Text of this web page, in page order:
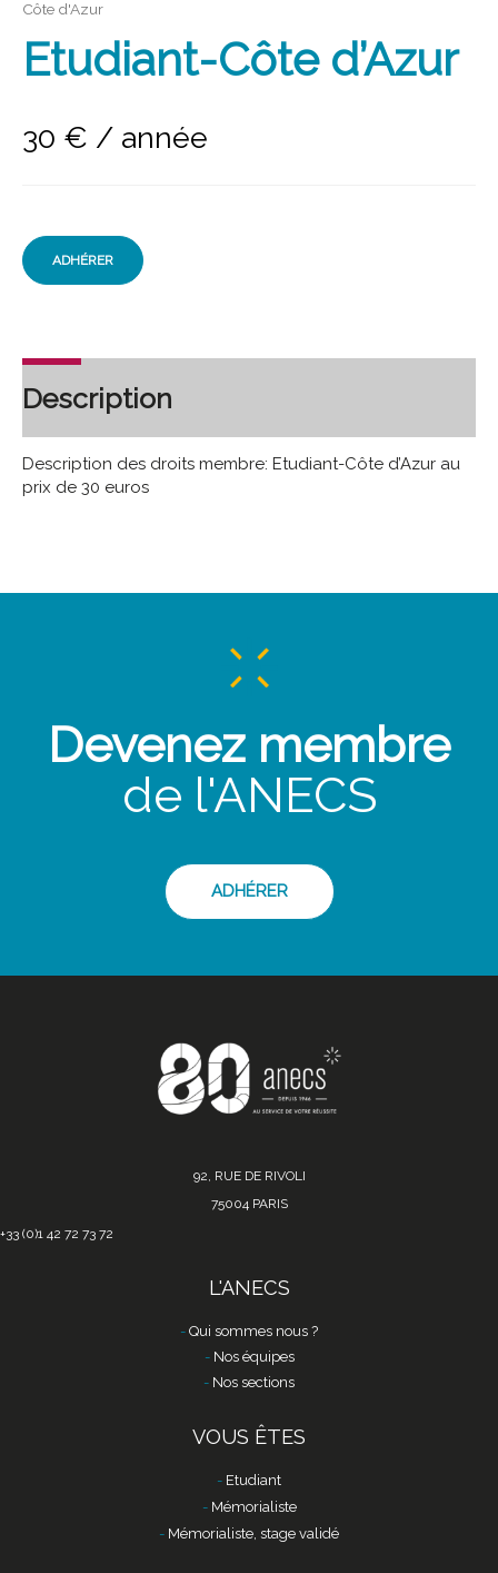
Côte d'Azur
Etudiant-Côte d’Azur
30 € / année
ADHÉRER
Description
Description des droits membre: Etudiant-Côte d’Azur au
prix de 30 euros
Devenez membre
de l'ANECS
ADHÉRER
92, RUE DE RIVOLI
75004 PARIS
+33 (0)1 42 72 73 72
L'ANECS
Qui sommes nous ?
Nos équipes
Nos sections
VOUS ÊTES
Etudiant
Mémorialiste
Mémorialiste, stage validé